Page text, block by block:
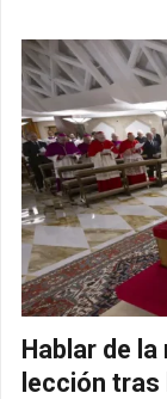
Hablar de
lección tras